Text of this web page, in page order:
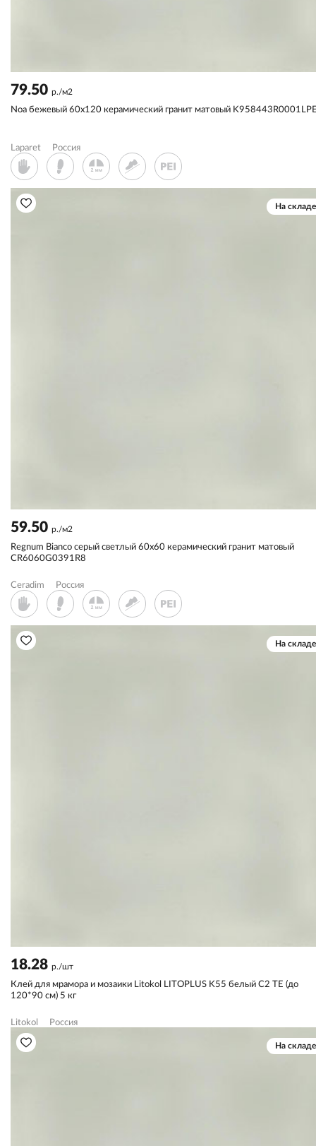
79.50 р./м2
Noa бежевый 60x120 керамический гранит матовый
Laparet Россия
На складе
59.50 р./м2
Regnum Bianco серый светлый 60x60 керамический гранит матовый
CR6060G0391R8
Ceradim Россия
На складе
18.28 р./шт
Клей для мрамора и мозаики Litokol LITOPLUS K55 белый С2 TЕ (до
120*90 см) 5 кг
Litokol Россия
На складе